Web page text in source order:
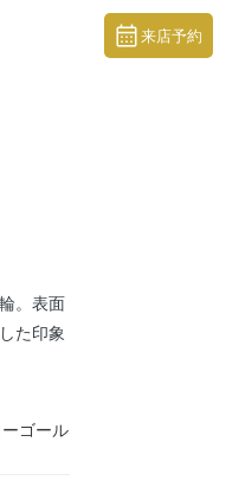
来店予約
。表面
た印象
ゴール